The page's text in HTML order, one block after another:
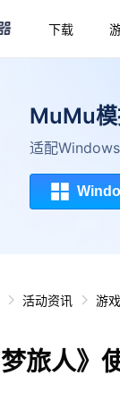
下载
MuMu模
适配
活动资讯 游
梦旅人